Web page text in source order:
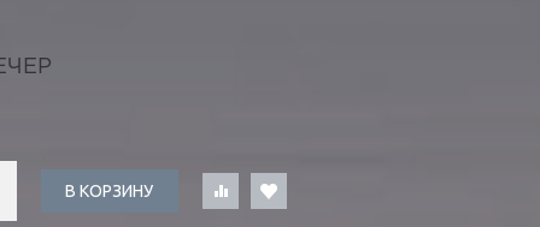
В КОРЗИНУ